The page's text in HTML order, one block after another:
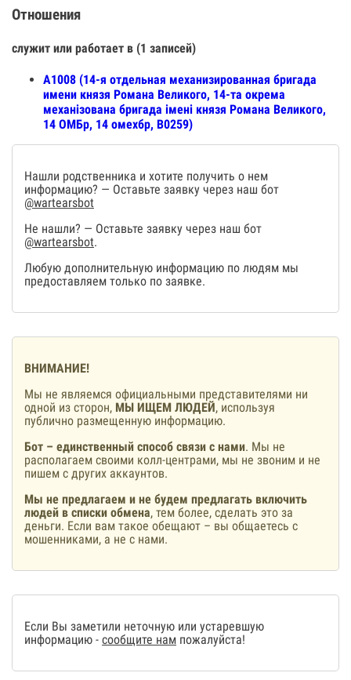
Отношения
служит или работает в (1 записей)
А1008 (14-я отдельная механизированная бригада
имени князя Романа Великого, 14-та окрема
механізована бригада імені князя Романа Великого,
14 ОМБр, 14 омехбр, В0259)
Нашли родственника и хотите получить о нем
информацию? — Оставьте заявку через наш бот
@wartearsbot
Не нашли? — Оставьте заявку через наш бот
@wartearsbot.
Любую дополнительную информацию по людям мы
предоставляем только по заявке.
ВНИМАНИЕ!
Мы не являемся официальными представителями ни
одной из сторон, МЫ ИЩЕМ ЛЮДЕЙ, используя
публично размещенную информацию.
Бот – единственный способ связи с нами. Мы не
располагаем своими колл-центрами, мы не звоним и не
пишем с других аккаунтов.
Мы не предлагаем и не будем предлагать включить
людей в списки обмена, тем более, сделать это за
деньги. Если вам такое обещают – вы общаетесь с
мошенниками, а не с нами.
Если Вы заметили неточную или устаревшую
информацию - сообщите нам пожалуйста!